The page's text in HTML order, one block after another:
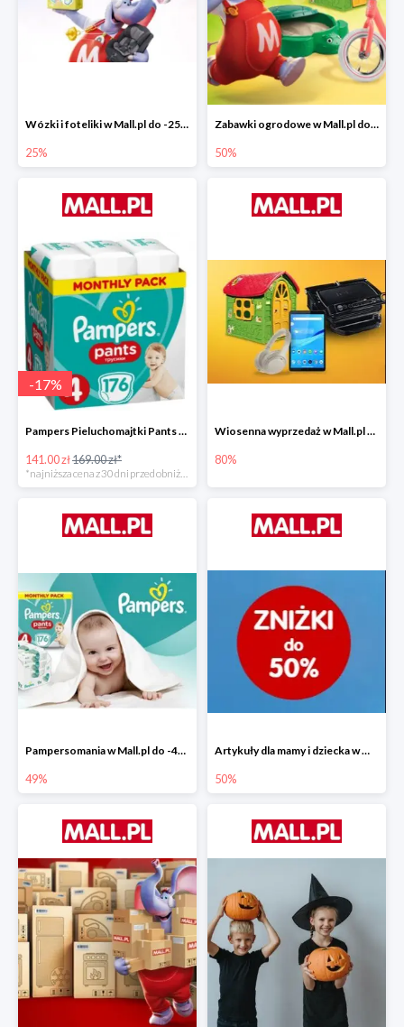
Wózki i foteliki w Mall.pl do -25%
25%
Zabawki ogrodowe w Mall.pl do -40%
50%
-17%
Pampers Pieluchomajtki Pants 4 (9-15 kg) 176 szt. -16%
141.00 zł169.00 zł*
Wiosenna wyprzedaż w Mall.pl do -80%
80%
Pampersomania w Mall.pl do -49%
49%
Artykuły dla mamy i dziecka w Mall.pl do -50%
50%